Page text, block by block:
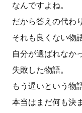
なんですよね。
だから答えの代わ
それも良くない物
自分が選ばれなか
失敗した物語。
もう遅いという物語
本当はまだ何も決